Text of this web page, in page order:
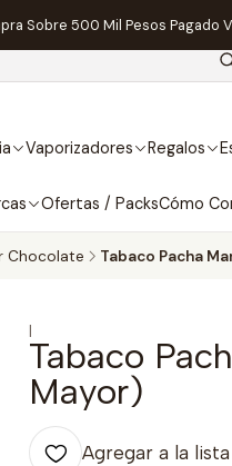
Vaporizadores Regalos
Ofertas / PacksCómo
Sobre 500 Mil Pesos Pagado
Chocolate Tabaco Pacha
|
Tabaco
Mayor)
Agregar a la